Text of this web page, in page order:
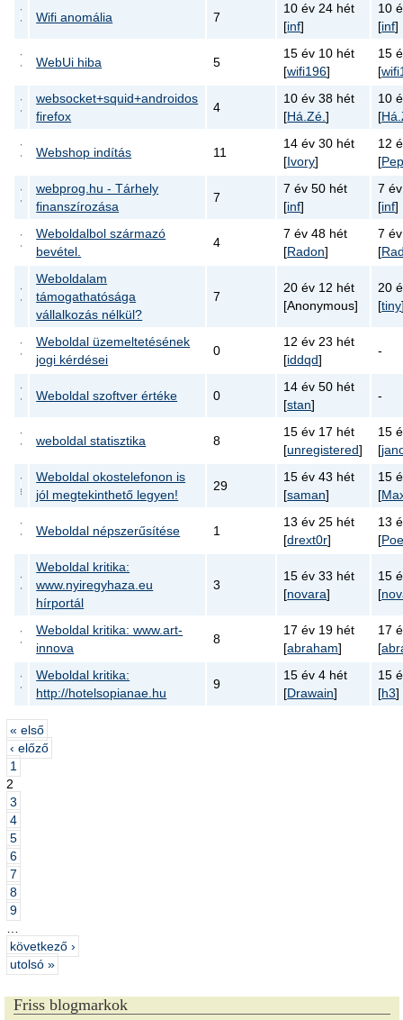
Wifi anomália 7
10 év 24 hét
[inf]
10
[inf]
WebUi hiba 5
15 év 10 hét
[wifi196]
15
[
websocket+squid+androidos
firefox
4
10 év 38 hét
[Há.Zé.]
10
[
Webshop indítás 11
14 év 30 hét
[Ivory]
12
[
webprog.hu - Tárhely
finanszírozása
7
7 év 50 hét
[inf]
7
[inf]
Weboldalbol származó
bevétel.
4
7 év 48 hét
[Radon]
7
[
Weboldalam
támogathatósága
vállalkozás nélkül?
7
20 év 12 hét
[Anonymous]
20
[tiny
Weboldal üzemeltetésének
jogi kérdései
0
12 év 23 hét
[iddqd]
-
Weboldal szoftver értéke 0
14 év 50 hét
[stan]
-
weboldal statisztika 8
15 év 17 hét
[unregistered]
15
[
Weboldal okostelefonon is
jól megtekinthető legyen!
29
15 év 43 hét
[saman]
15
[
Weboldal népszerűsítése 1
13 év 25 hét
[drext0r]
13
[
Weboldal kritika:
www.nyiregyhaza.eu
hírportál
3
15 év 33 hét
[novara]
15
[
Weboldal kritika: www.art-
innova
8
17 év 19 hét
[abraham]
17
[
Weboldal kritika:
http://hotelsopianae.hu
9
15 év 4 hét
[Drawain]
15
[h3]
« első
‹ előző
1
2
3
4
5
6
7
8
9
következő ›
utolsó »
Friss blogmarkok